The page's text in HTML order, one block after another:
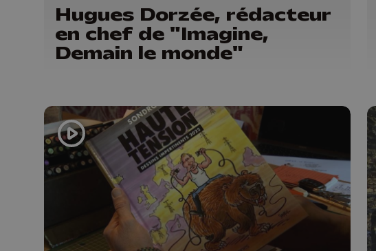
Hugues Dorzée, rédacteur
en chef de "Imagine,
Demain le monde"